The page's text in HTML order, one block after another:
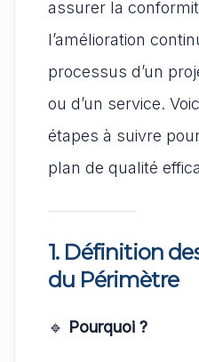
assurer la
l’amélioration
processus d’un
ou d’un service.
étapes à suivre
plan de qualité
1. Définition
du Périmètre
🔹 Pourquoi ?